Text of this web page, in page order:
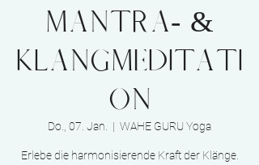
Mantra- &
Klangmeditati
on
Do., 07. Jan.
  |
WAHE GURU Yoga
Erlebe die harmonisierende Kraft der Klänge.